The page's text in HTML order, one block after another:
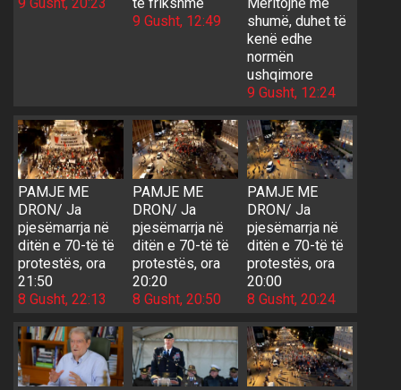
9 Gusht, 12:49
shumë, duhet të
kenë edhe
normën
ushqimore
9 Gusht, 12:24
PAMJE ME
DRON/ Ja
pjesëmarrja në
ditën e 70-të të
protestës, ora
21:50
8 Gusht, 22:13
PAMJE ME
DRON/ Ja
pjesëmarrja në
ditën e 70-të të
protestës, ora
20:20
8 Gusht, 20:50
PAMJE ME
DRON/ Ja
pjesëmarrja në
ditën e 70-të të
protestës, ora
20:00
8 Gusht, 20:24